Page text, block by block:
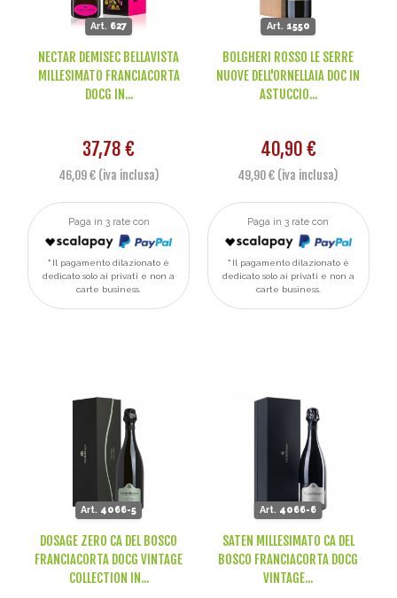
Art. 627
NECTAR DEMISEC BELLAVISTA
MILLESIMATO FRANCIACORTA
DOCG IN...
37,78 €
46,09 € (iva inclusa)
Paga in 3 rate con
Il pagamento dilazionato è
dedicato solo ai privati e non a
carte business.
Art. 1550
BOLGHERI ROSSO LE SERRE
NUOVE DELL'ORNELLAIA DOC IN
ASTUCCIO...
40,90 €
49,90 € (iva inclusa)
Paga in 3 rate con
Il pagamento dilazionato è
dedicato solo ai privati e non a
carte business.
Art. 4066-5
DOSAGE ZERO CA DEL BOSCO
FRANCIACORTA DOCG VINTAGE
COLLECTION IN...
Art. 4066-6
SATEN MILLESIMATO CA DEL
BOSCO FRANCIACORTA DOCG
VINTAGE...